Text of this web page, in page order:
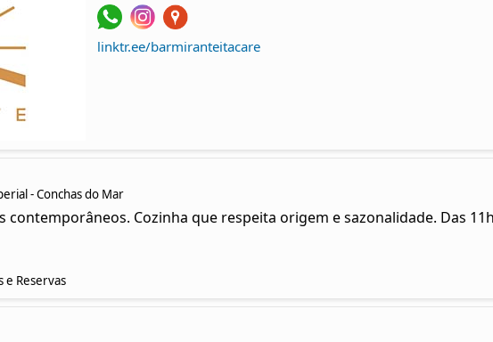
linktr.ee/barmiranteitacare
- Conchas do Mar
contemporâneos. Cozinha que respeita origem e sazonalidade. Das
Reservas